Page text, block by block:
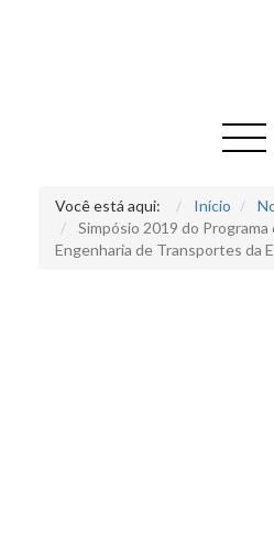
Você está aqui: Início
Simpósio 2019 do
Engenharia de Transportes da